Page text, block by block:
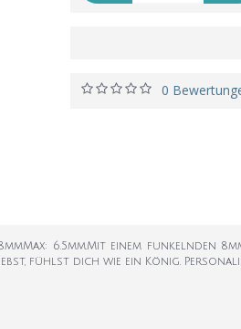
0
6.5mm.Mit einem
fühlst dich wie ein König.